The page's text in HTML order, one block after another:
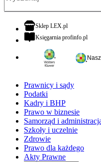
Sklep LEX.plotwiera się w
Księgarnia profinfo.pl
Prawnicy i sądy
Podatki
Kadry i BHP
Prawo w biznesie
Samorząd i
Szkoły i uczelnie
Zdrowie
Prawo dla każdego
Akty Prawne